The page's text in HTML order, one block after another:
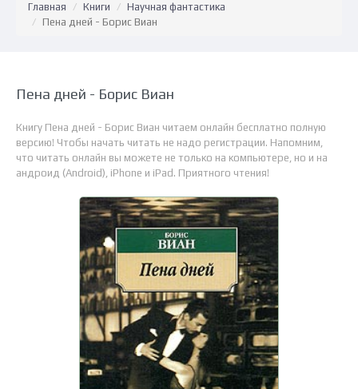
Главная Книги
Научная фантастика
Пена дней - Борис Виан
Пена дней - Борис Виан
Книгу Пена дней - Борис Виан читаем онлайн бесплатно полную
версию! Чтобы начать читать не надо регистрации. Напомним,
что читать онлайн вы можете не только на компьютере, но и на
андроид (Android), iPhone и iPad. Приятного чтения!